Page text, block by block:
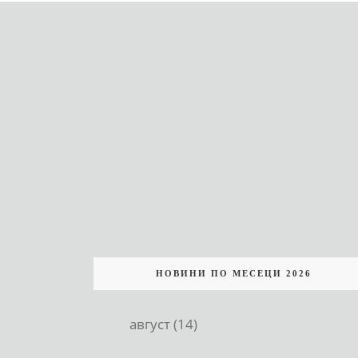
НОВИНИ ПО МЕСЕЦИ 2026
август (14)